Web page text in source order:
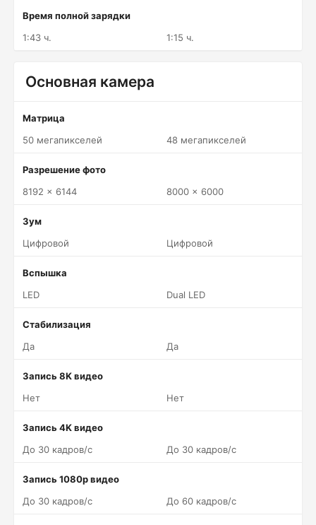
Время полной зарядки
1:43 ч.
1:15 ч.
Основная камера
Матрица
50 мегапикселей
48 мегапикселей
Разрешение фото
8192 x 6144
8000 x 6000
Зум
Цифровой
Цифровой
Вспышка
LED
Dual LED
Стабилизация
Да
Да
Запись 8K видео
Нет
Нет
Запись 4K видео
До 30 кадров/c
До 30 кадров/c
Запись 1080p видео
До 30 кадров/c
До 60 кадров/c